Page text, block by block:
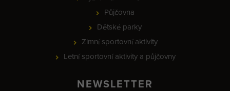
Půjčovna
Dětské parky
Zimní sportovní aktivity
Letní sportovní aktivity a půjčovny
NEWSLETTER